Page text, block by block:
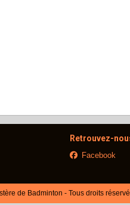
Retrouvez-
Facebook
de Badminton - Tous droits